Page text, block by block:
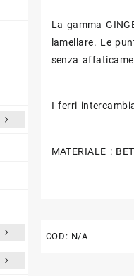
La gamma
lamellare. Le
senza
I ferri
MATERIALE :
COD: N/A